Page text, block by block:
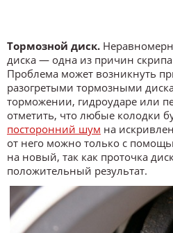
Тормозной диск.
диска — одна из причин
Проблема может возникнуть
разогретыми тормозными
торможении, гидроударе или
отметить, что любые колодки
посторонний шум на
от него можно только с
на новый, так как проточка
положительный результат.